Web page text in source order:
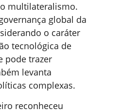
multilateralismo.
global da
o caráter
tecnológica de
pode trazer
levanta
complexas.
reconheceu